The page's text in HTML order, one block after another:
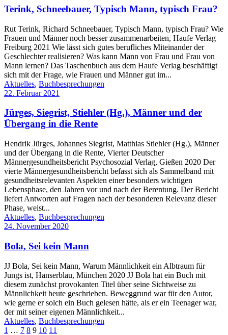
Terink, Schneebauer, Typisch Mann, typisch Frau?
Rut Terink, Richard Schneebauer, Typisch Mann, typisch Frau? Wie
Frauen und Männer noch besser zusammenarbeiten, Haufe Verlag
Freiburg 2021 Wie lässt sich gutes berufliches Miteinander der
Geschlechter realisieren? Was kann Mann von Frau und Frau von
Mann lernen? Das Taschenbuch aus dem Haufe Verlag beschäftigt
sich mit der Frage, wie Frauen und Männer gut im...
Aktuelles, Buchbesprechungen
22. Februar 2021
Jürges, Siegrist, Stiehler (Hg.), Männer und der
Übergang in die Rente
Hendrik Jürges, Johannes Siegrist, Matthias Stiehler (Hg.), Männer
und der Übergang in die Rente, Vierter Deutscher
Männergesundheitsbericht Psychosozial Verlag, Gießen 2020 Der
vierte Männergesundheitsbericht befasst sich als Sammelband mit
gesundheitsrelevanten Aspekten einer besonders wichtigen
Lebensphase, den Jahren vor und nach der Berentung. Der Bericht
liefert Antworten auf Fragen nach der besonderen Relevanz dieser
Phase, weist...
Aktuelles, Buchbesprechungen
24. November 2020
Bola, Sei kein Mann
JJ Bola, Sei kein Mann, Warum Männlichkeit ein Albtraum für
Jungs ist, Hanserblau, München 2020 JJ Bola hat ein Buch mit
diesem zunächst provokanten Titel über seine Sichtweise zu
Männlichkeit heute geschrieben. Beweggrund war für den Autor,
wie gerne er solch ein Buch gelesen hätte, als er ein Teenager war,
der mit seiner eigenen Männlichkeit...
Aktuelles, Buchbesprechungen
1 … 7 8 9 10 11